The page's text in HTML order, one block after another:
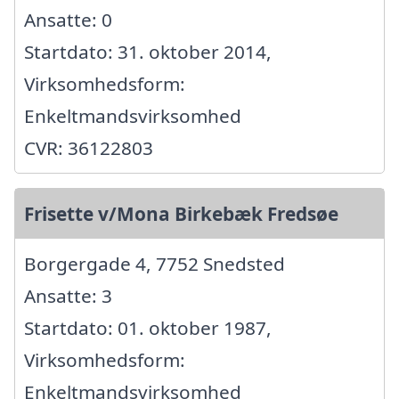
Ansatte: 0
Startdato: 31. oktober 2014,
Virksomhedsform:
Enkeltmandsvirksomhed
CVR: 36122803
Frisette v/Mona Birkebæk Fredsøe
Borgergade 4, 7752 Snedsted
Ansatte: 3
Startdato: 01. oktober 1987,
Virksomhedsform:
Enkeltmandsvirksomhed